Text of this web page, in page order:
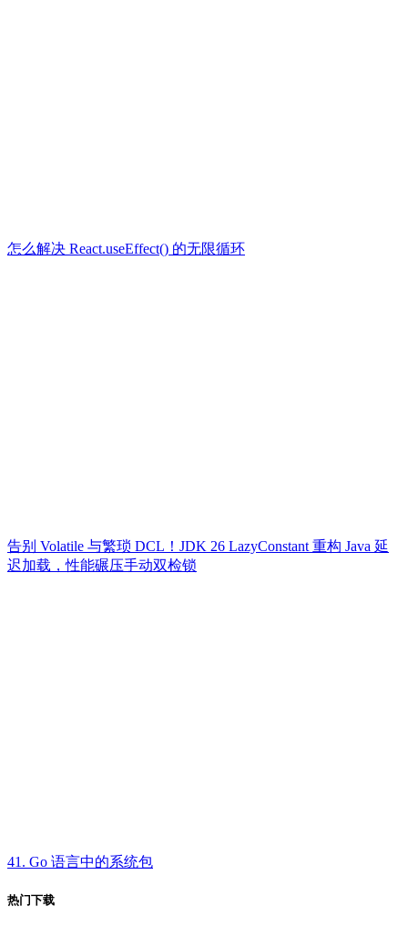
怎么解决 React.useEffect() 的无限循环
告别 Volatile 与繁琐 DCL！JDK 26 LazyConstant 重构 Java 延
迟加载，性能碾压手动双检锁
41. Go 语言中的系统包
热门下载